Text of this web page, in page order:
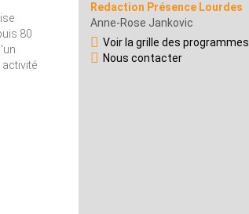
80
activité
Redaction Présence Lourdes
Anne-Rose Jankovic
Voir la grille des programmes
Nous contacter